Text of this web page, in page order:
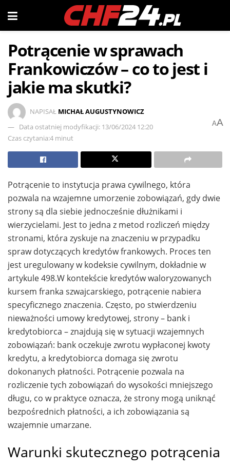
Potrącenie w sprawach
Frankowiczów – co to jest i
jakie ma skutki?
NAPISAŁ MICHAŁ AUGUSTYNOWICZ
Data ostatniej modyfikacji: 13/06/2024 12:20
Czas czytania:4 minut
AA
Potrącenie to instytucja prawa cywilnego, która
pozwala na wzajemne umorzenie zobowiązań, gdy dwie
strony są dla siebie jednocześnie dłużnikami i
wierzycielami. Jest to jedna z metod rozliczeń między
stronami, która zyskuje na znaczeniu w przypadku
spraw dotyczących kredytów frankowych. Proces ten
jest uregulowany w kodeksie cywilnym, dokładnie w
artykule 498.W kontekście kredytów waloryzowanych
kursem franka szwajcarskiego, potrącenie nabiera
specyficznego znaczenia. Często, po stwierdzeniu
nieważności umowy kredytowej, strony – bank i
kredytobiorca – znajdują się w sytuacji wzajemnych
zobowiązań: bank oczekuje zwrotu wypłaconej kwoty
kredytu, a kredytobiorca domaga się zwrotu
dokonanych płatności. Potrącenie pozwala na
rozliczenie tych zobowiązań do wysokości mniejszego
długu, co w praktyce oznacza, że strony mogą uniknąć
bezpośrednich płatności, a ich zobowiązania są
wzajemnie umarzane.
Warunki skutecznego potrącenia